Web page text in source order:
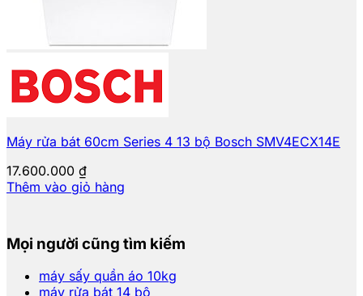
Máy rửa bát 60cm Series 4 13 bộ Bosch SMV4ECX14E
17.600.000 ₫
Thêm vào giỏ hàng
Mọi người cũng tìm kiếm
máy sấy quần áo 10kg
máy rửa bát 14 bộ